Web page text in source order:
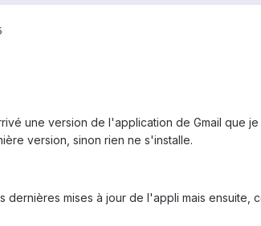
une version de l'application de Gmail que
version, sinon rien ne s'installe.
dernières mises à jour de l'appli mais ensuite,